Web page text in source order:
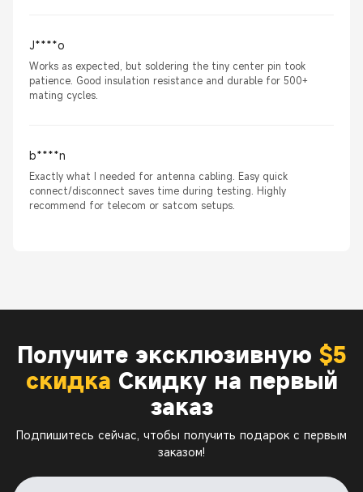
J****o
Works as expected, but soldering the tiny center pin took
patience. Good insulation resistance and durable for 500+
mating cycles.
b****n
Exactly what I needed for antenna cabling. Easy quick
connect/disconnect saves time during testing. Highly
recommend for telecom or satcom setups.
Получите эксклюзивную $5
скидка Скидку на первый
заказ
Подпишитесь сейчас, чтобы получить подарок с первым
заказом!